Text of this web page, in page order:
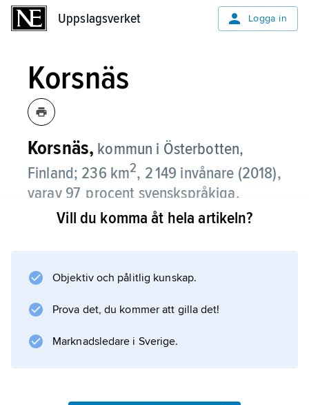
Uppslagsverket Logga in
Korsnäs
Korsnäs, kommun i Österbotten,
Finland; 236 km2, 2 149 invånare (2018),
varav 97 procent svenskspråkiga.
Korsnäs, som ligger vid Bottenhavet, har en
meteorologisk station. Viktiga näringar är
Vill du komma åt hela artikeln?
Objektiv och pålitlig kunskap.
Prova det, du kommer att gilla det!
Marknadsledare i Sverige.